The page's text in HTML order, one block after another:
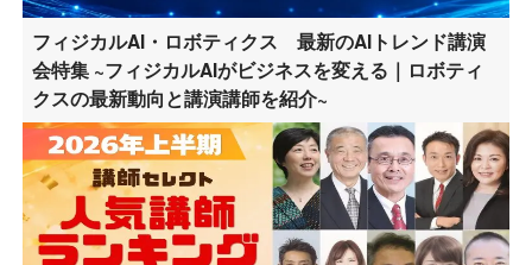
フィジカルAI・ロボティクス 最新のAIトレンド講演
会特集 ~フィジカルAIがビジネスを変える｜ロボティ
クスの最新動向と講演講師を紹介~